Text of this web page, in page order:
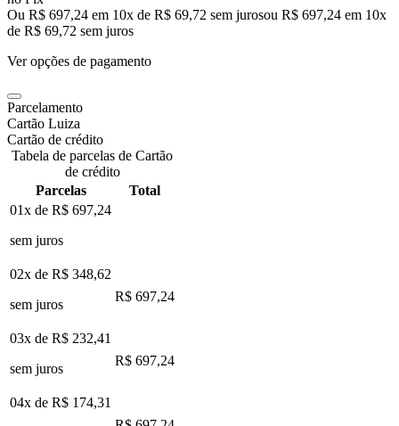
Ou R$ 697,24 em 10x de R$ 69,72 sem jurosou R$ 697,24 em 10x
de R$ 69,72 sem juros
Ver opções de pagamento
Parcelamento
Cartão Luiza
Cartão de crédito
Tabela de parcelas de Cartão
de crédito
Parcelas
Total
01x de R$ 697,24
sem juros
02x de R$ 348,62
sem juros
R$ 697,24
03x de R$ 232,41
sem juros
R$ 697,24
04x de R$ 174,31